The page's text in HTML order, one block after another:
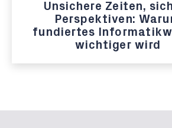
Unsichere Zeiten,
Perspektiven:
fundiertes
wichtiger wird